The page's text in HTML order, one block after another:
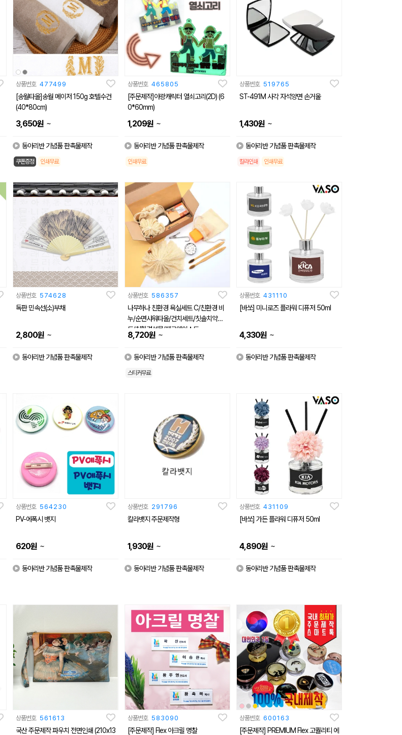
상품번호 477499
[송월타올]송월 메이저 150g 호텔수건
(40*80cm)
3,650원 ~
동아리반 기념품 판촉물제작
쿠폰증정 인쇄무료
상품번호 465805
[주문제작]야광캐릭터 열쇠고리(2D) (6
0*60mm)
1,209원 ~
동아리반 기념품 판촉물제작
인쇄무료
상품번호 519765
ST-491M 사각 자석양면 손거울
1,430원 ~
동아리반 기념품 판촉물제작
칼라인쇄 인쇄무료
상품번호 574628
독판 민속선(소)부채
2,800원 ~
동아리반 기념품 판촉물제작
상품번호 586357
나무하나 친환경 욕실세트 C/친환경 비
누/순면샤워타올/건치세트/칫솔치약세
트/친환경선물/제로웨이스트
8,720원 ~
동아리반 기념품 판촉물제작
스티커무료
상품번호 431110
[바쏘] 미니로즈 플라워 디퓨저 50ml
4,330원 ~
동아리반 기념품 판촉물제작
상품번호 564230
PV-에폭시 뱃지
620원 ~
동아리반 기념품 판촉물제작
상품번호 291796
칼라뱃지 주문제작형
1,930원 ~
동아리반 기념품 판촉물제작
상품번호 431109
[바쏘] 가든 플라워 디퓨저 50ml
4,890원 ~
동아리반 기념품 판촉물제작
상품번호 561613
국산 주문제작 파우치 전면인쇄 (210x13
상품번호 583090
[주문제작] Flex 아크릴 명찰
상품번호 600163
[주문제작] PREMIUM Flex 고퀄리티 에